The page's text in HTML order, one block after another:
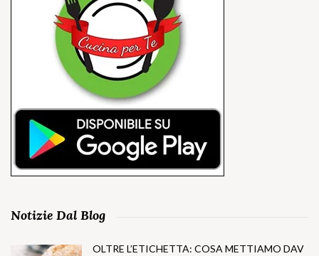
Notizie Dal Blog
OLTRE L’ETICHETTA: COSA METTIAMO DAV